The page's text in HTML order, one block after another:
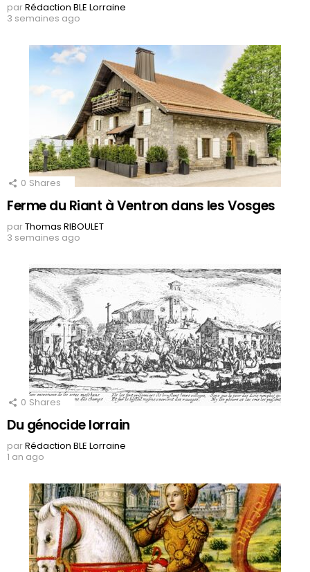
parRédaction BLE Lorraine
3 semaines ago
0 Shares
Ferme du Riant à Ventron dans les Vosges
parThomas RIBOULET
3 semaines ago
0 Shares
Du génocide lorrain
parRédaction BLE Lorraine
1 an ago